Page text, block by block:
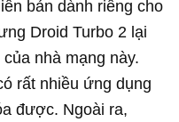
bản dành riêng cho
Droid Turbo 2 lại
nhà mạng này.
rất nhiều ứng dụng
được. Ngoài ra,